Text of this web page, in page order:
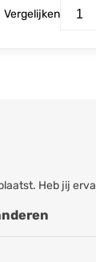
Vergelijken
Heb jij